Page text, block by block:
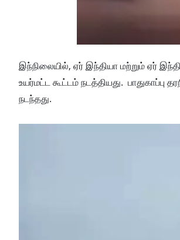
இந்நிலையில், ஏர் இந்தியா மற்றும் ஏர்
உயர்மட்ட கூட்டம் நடத்தியது.
நடந்தது.